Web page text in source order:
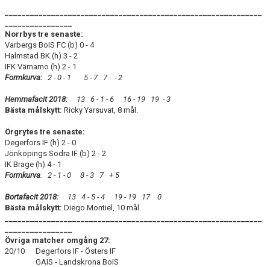
Norrbys tre senaste:
Varbergs BoIS FC (b) 0 - 4
Halmstad BK (h) 3 - 2
IFK Värnamo (h) 2 - 1
Formkurva: 2 - 0 - 1 5 - 7 7 - 2
Hemmafacit 2018: 13 6 - 1 - 6 16 - 19 19 - 3
Bästa målskytt: Ricky Yarsuvat, 8 mål.
Örgrytes tre senaste:
Degerfors IF (h) 2 - 0
Jönköpings Södra IF (b) 2 - 2
IK Brage (h) 4 - 1
Formkurva: 2 - 1 - 0 8 - 3 7 + 5
Bortafacit 2018: 13 4 - 5 - 4 19 - 19 170
Bästa målskytt: Diego Montiel, 10 mål.
Övriga matcher omgång 27:
20/10 Degerfors IF - Östers IF
GAIS - Landskrona BoIS